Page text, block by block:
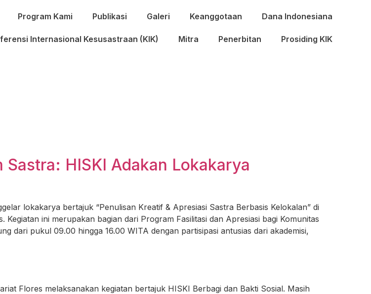
Program Kami Publikasi Galeri Keanggotaan Dana Indonesiana
Internasional Kesusastraan (KIK) Mitra Penerbitan Prosiding KIK
HISKI Adakan Lokakarya
lokakarya bertajuk “Penulisan Kreatif & Apresiasi Sastra Berbasis Kelokalan” di
ini merupakan bagian dari Program Fasilitasi dan Apresiasi bagi Komunitas
dari pukul 09.00 hingga 16.00 WITA dengan partisipasi antusias dari akademisi,
Flores melaksanakan kegiatan bertajuk HISKI Berbagi dan Bakti Sosial. Masih